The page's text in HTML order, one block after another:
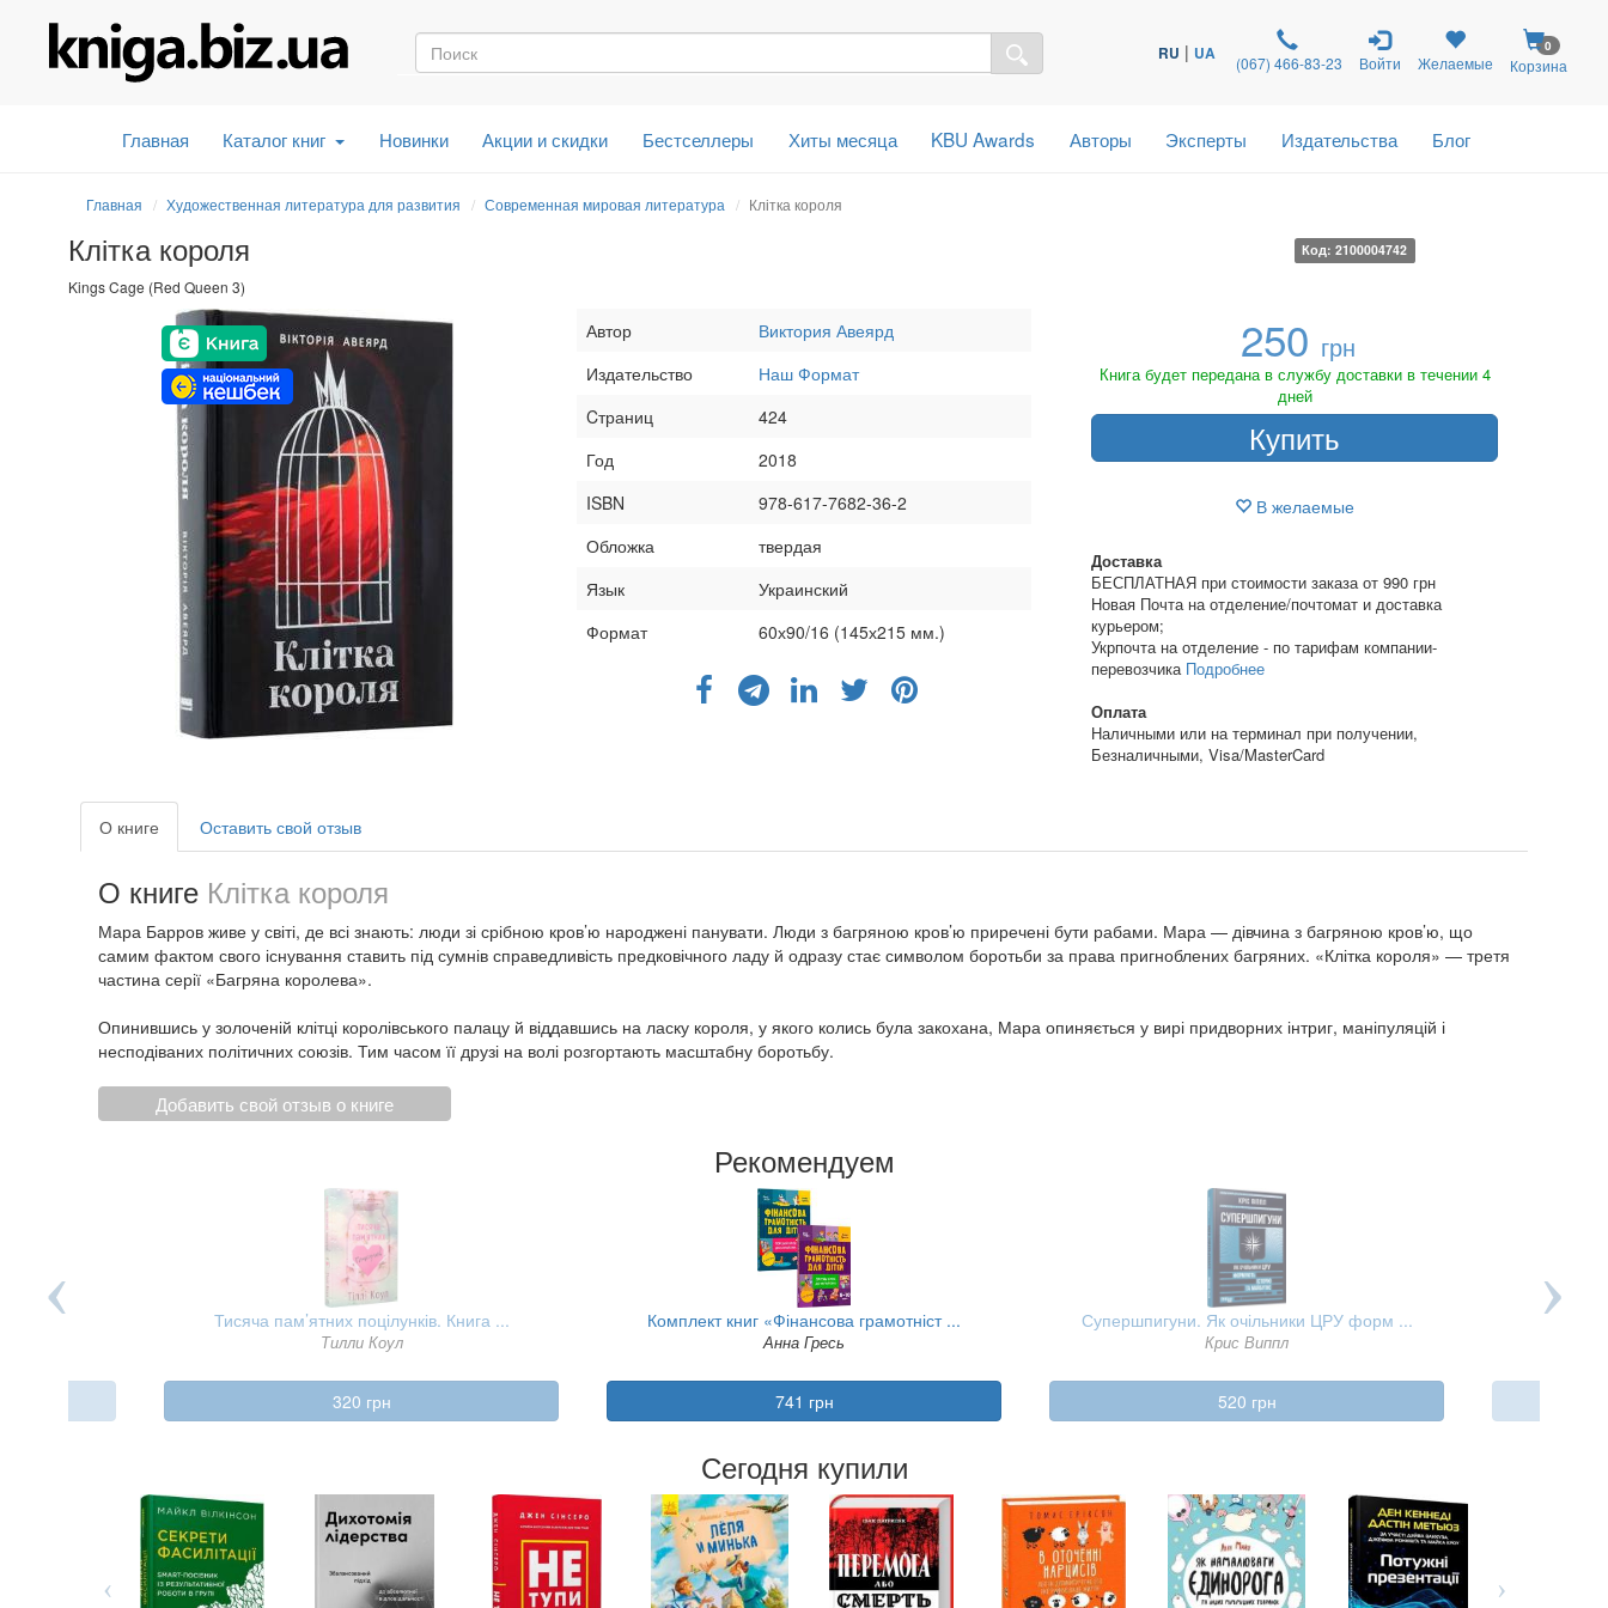
RU | UA (067) 466-83-23 Войти Желаемые
0
Корзина
Главная Каталог книг Новинки Акции и скидки Бестселлеры Хиты месяца KBU Awards Авторы Эксперты Издательства Блог
Главная Художественная литература для развития Современная мировая литература Клітка короля
Клітка короля
Kings Cage (Red Queen 3)
Код: 2100004742
250 грн
Книга будет передана в службу доставки в течении 4
дней
Купить
В желаемые
Доставка
БЕСПЛАТНАЯ при стоимости заказа от 990 грн
Новая Почта на отделение/почтомат и доставка
курьером;
Укрпочта на отделение - по тарифам компании-
перевозчика Подробнее
Оплата
Наличными или на терминал при получении,
Безналичными, Visa/MasterCard
Автор
Виктория Авеярд
Издательство
Наш Формат
Cтраниц
424
Год
2018
ISBN
978-617-7682-36-2
Обложка
твердая
Язык
Украинский
Формат
60х90/16 (145х215 мм.)
О книге Оставить свой отзыв
О книге Клітка короля
Мара Барров живе у світі, де всі знають: люди зі срібною кров’ю народжені панувати. Люди з багряною кров’ю приречені бути рабами. Мара — дівчина з багряною кров’ю, що
самим фактом свого існування ставить під сумнів справедливість предковічного ладу й одразу стає символом боротьби за права пригноблених багряних. «Клітка короля» — третя
частина серії «Багряна королева».
Опинившись у золоченій клітці королівського палацу й віддавшись на ласку короля, у якого колись була закохана, Мара опиняється у вирі придворних інтриг, маніпуляцій і
несподіваних політичних союзів. Тим часом її друзі на волі розгортають масштабну боротьбу.
Добавить свой отзыв о книге
Рекомендуем
Тисяча пам’ятних поцілунків. Книга ...
Тилли Коул
320 грн
Комплект книг «Фінансова грамотніст ...
Анна Гресь
741 грн
Супершпигуни. Як очільники ЦРУ форм ...
Крис Виппл
520 грн
Сегодня купили